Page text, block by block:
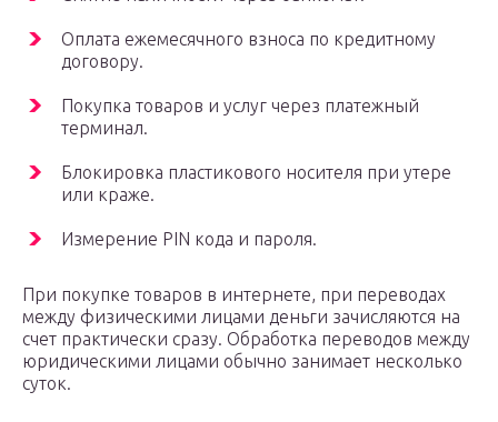
Оплата ежемесячного взноса по кредитному
договору.
Покупка товаров и услуг через платежный
терминал.
Блокировка пластикового носителя при утере
или краже.
Измерение PIN кода и пароля.
При покупке товаров в интернете, при переводах
между физическими лицами деньги зачисляются на
счет практически сразу. Обработка переводов между
юридическими лицами обычно занимает несколько
суток.